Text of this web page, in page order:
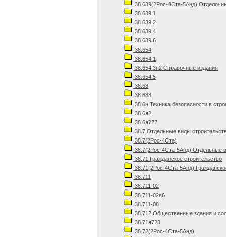
38.639(2Рос-4Ста-5Анд)
38.639.1
38.639.2
38.639.4
38.639.6
38.654
38.654.1
38.654.3я2 Справочные издания
38.654.5
38.68
38.683
38.6н Техника безопасности в
38.6я2
38.6я722
38.7 Отдельные виды
38.7(2Рос-4Ста)
38.7(2Рос-4Ста-5Анд) Отдельные
38.71 Гражданское строительство
38.71(2Рос-4Ста-5Анд)
38.711
38.711-02
38.711-02я6
38.711-08
38.712 Общественные здания и
38.71я723
38.72(2Рос-4Ста-5Анд)